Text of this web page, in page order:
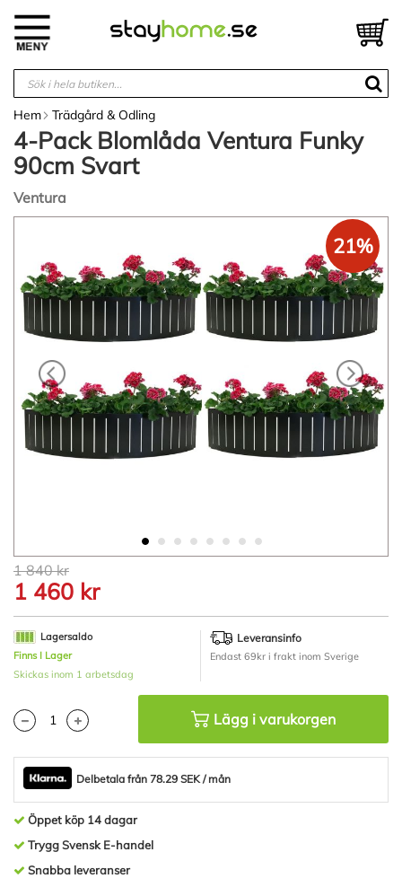
innehållet
Hem Trädgård & Odling
4-Pack Blomlåda Ventura Funky
90cm Svart
Ventura
slutet
av
bildgalleriet
Hoppa
till
början
av
bildgalleriet
21%
1 840 kr
1 460 kr
Lagersaldo
Finns I Lager
Skickas inom 1 arbetsdag
Leveransinfo
Endast 69kr i frakt inom Sverige
Lägg i varukorgen
Delbetala från 78.29 SEK / mån
Öppet köp 14 dagar
Trygg Svensk E-handel
Snabba leveranser